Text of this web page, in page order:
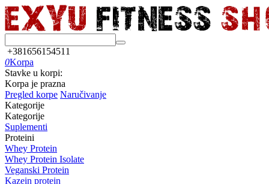
+381656154511
0Korpa
Stavke u korpi:
Korpa je prazna
Pregled korpe Naručivanje
Kategorije
Kategorije
Suplementi
Proteini
Whey Protein
Whey Protein Isolate
Veganski Protein
Kazein protein